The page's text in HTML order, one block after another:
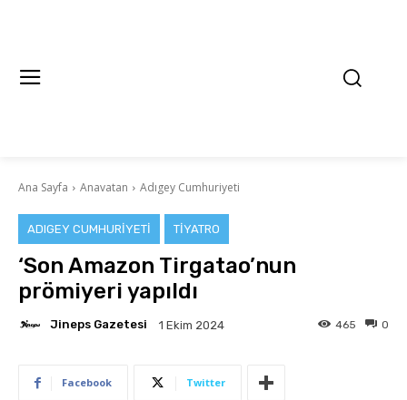
Ana Sayfa Anavatan Adıgey Cumhuriyeti
ADIGEY CUMHURIYETI TIYATRO
‘Son Amazon Tirgatao’nun
prömiyeri yapıldı
Jineps Gazetesi 1 Ekim 2024 0
465
Facebook Twitter